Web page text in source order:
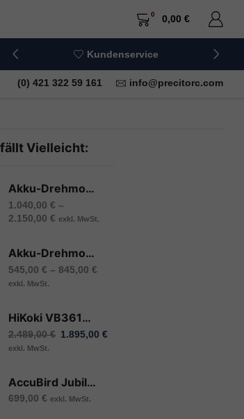
0 0,00 €
Kundenservice
+49 (0) 421 322 59 161 info@precitorc.com
Vielleicht:
Akku-Drehmomentschrauber, CellClutch Winkelschrauber, Cleco
1.040,00€ –
2.150,00€ exkl. MwSt.
Akku-Drehmomentschrauber, CellClutch Pistolenschrauber, Cleco
545,00€ – 845,00€
exkl. MwSt.
HiKoki VB3616DA (Basic) Akku Baustahl Schneid- und Biegegerät
2.489,00€ 1.895,00€
exkl. MwSt.
AccuBird Jubiläumsaktion: mit 2,0 Ah sowie 4,0 Ah Akku und Ladegerät im Koffer
699,00€ exkl. MwSt.